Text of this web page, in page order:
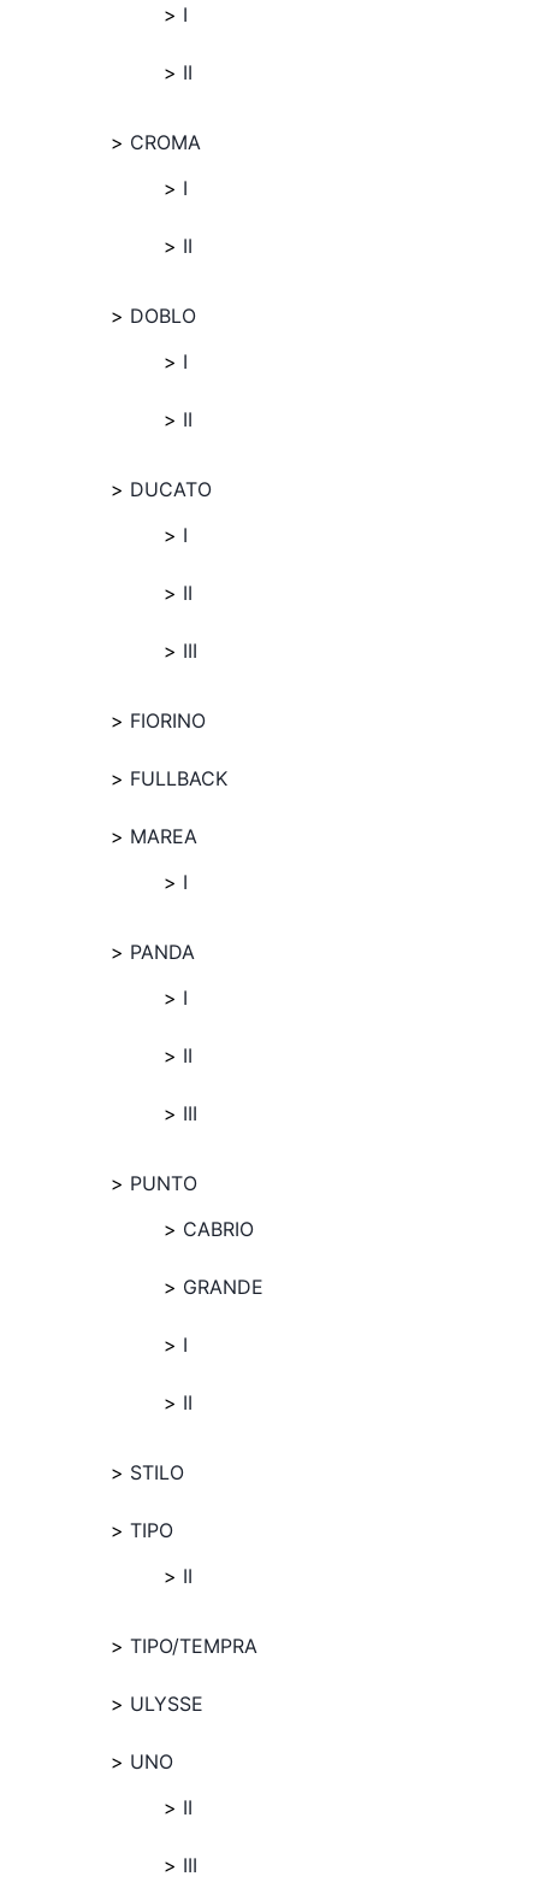
I
II
CROMA
I
II
DOBLO
I
II
DUCATO
I
II
III
FIORINO
FULLBACK
MAREA
I
PANDA
I
II
III
PUNTO
CABRIO
GRANDE
I
II
STILO
TIPO
II
TIPO/TEMPRA
ULYSSE
UNO
II
III